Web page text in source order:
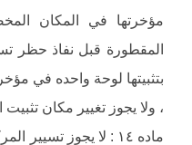
مؤخرتھا في المكان
المقطورة قبل نفاذ حظر
بتثبیتھا لوحة واحده في
، ولا یجوز تغییر مكان تثبیت
ماده ١٤ : لا یجوز